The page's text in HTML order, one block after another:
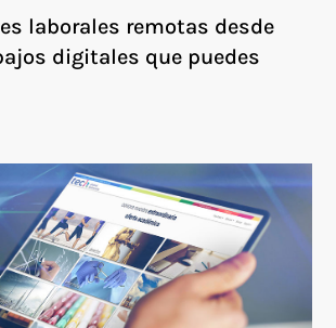
laborales remotas desde
digitales que puedes